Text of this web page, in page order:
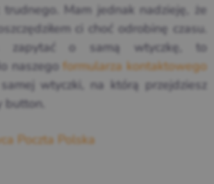
Mam jednak nadzieję, że
ci choć odrobinę czasu.
zapytać o samą wtyczkę, to
naszegoformularza kontaktowego
wtyczki, na którą przejdziesz
button.
Poczta Polska